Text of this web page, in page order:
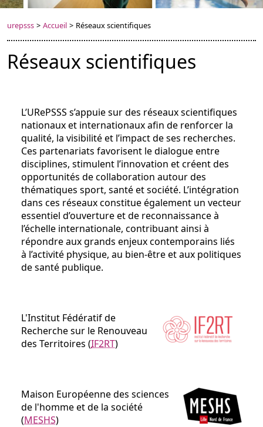
urepsss > Accueil > Réseaux scientifiques
Réseaux scientifiques
L’URePSSS s’appuie sur des réseaux scientifiques
nationaux et internationaux afin de renforcer la
qualité, la visibilité et l’impact de ses recherches.
Ces partenariats favorisent le dialogue entre
disciplines, stimulent l’innovation et créent des
opportunités de collaboration autour des
thématiques sport, santé et société. L’intégration
dans ces réseaux constitue également un vecteur
essentiel d’ouverture et de reconnaissance à
l’échelle internationale, contribuant ainsi à
répondre aux grands enjeux contemporains liés
à l’activité physique, au bien-être et aux politiques
de santé publique.
L'Institut Fédératif de
Recherche sur le Renouveau
des Territoires (IF2RT)
Maison Européenne des sciences
de l'homme et de la société
(MESHS)